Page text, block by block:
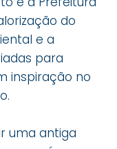
do
e a
para
inspiração no
uma antiga